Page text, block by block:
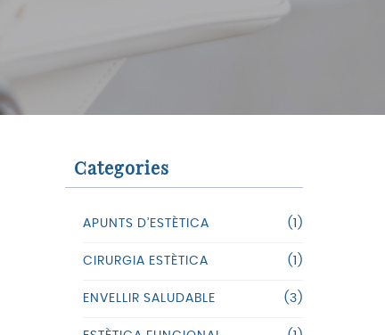
i obstetrícia
Categories
APUNTS D’ESTÈTICA (1)
CIRURGIA ESTÈTICA (1)
ENVELLIR SALUDABLE (3)